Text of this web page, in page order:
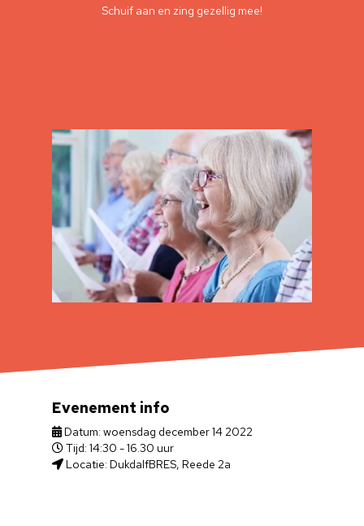
Schuif aan en zing gezellig mee!
Evenement info
Datum: woensdag december 14 2022
Tijd: 14:30 - 16.30 uur
Locatie: DukdalfBRES, Reede 2a